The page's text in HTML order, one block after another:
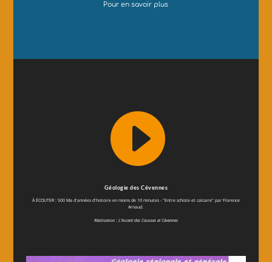
Pour en savoir plus

Géologie des Cévennes
À ÉCOUTER : 500 Ma d'années d'histoire en moins de 10 minutes - "Entre schiste et calcaire" par Florence
Arnaud.
Réalisation : L'Accent des Causses et Cévennes